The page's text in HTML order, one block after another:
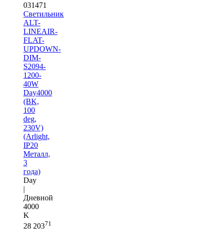
031471
Светильник
ALT-
LINEAIR-
FLAT-
UPDOWN-
DIM-
S2094-
1200-
40W
Day4000
(BK,
100
deg,
230V)
(Arlight,
IP20
Металл,
3
года)
Day
|
Дневной
4000
K
28 20371